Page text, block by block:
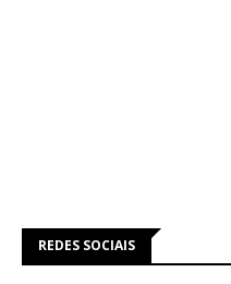
REDES SOCIAIS